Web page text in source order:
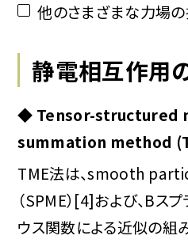
他のさまざまな力場
静電相互作用
◆ Tensor-structured
summation method
TME法は、smooth
（SPME）[4]および、Bス
ウス関数による近似の組